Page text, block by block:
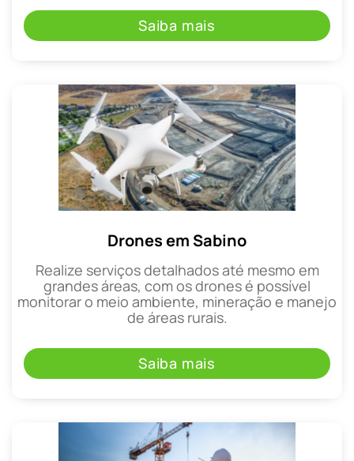
Saiba mais
Drones em Sabino
Realize serviços detalhados até mesmo em
grandes áreas, com os drones é possível
monitorar o meio ambiente, mineração e manejo
de áreas rurais.
Saiba mais